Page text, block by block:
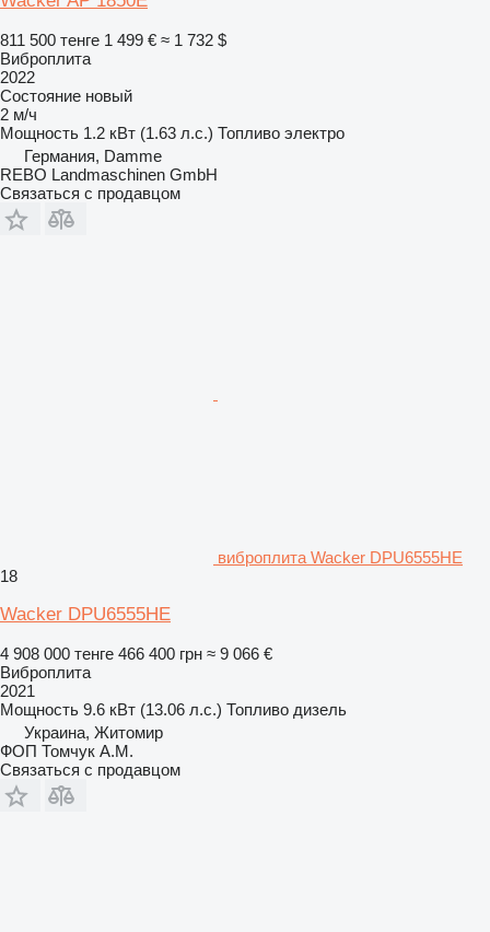
811 500 тенге 1 499 € ≈ 1 732 $
Виброплита
2022
Состояние новый
2 м/ч
Мощность 1.2 кВт (1.63 л.с.) Топливо электро
Германия, Damme
REBO Landmaschinen GmbH
Связаться с продавцом
виброплита Wacker DPU6555HE
18
Wacker DPU6555HE
4 908 000 тенге 466 400 грн ≈ 9 066 €
Виброплита
2021
Мощность 9.6 кВт (13.06 л.с.) Топливо дизель
Украина, Житомир
ФОП Томчук А.М.
Связаться с продавцом